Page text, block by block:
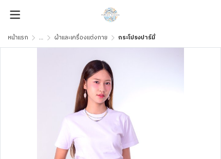
หน้าแรก ... ผ้าและเครื่องแต่งกาย กระโปรงปาร์มี่